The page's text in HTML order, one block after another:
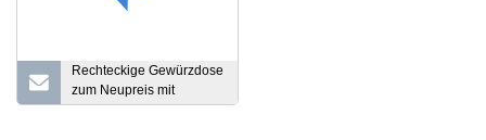
Rechteckige Gewürzdose
zum Neupreis mit
durchsichtigem